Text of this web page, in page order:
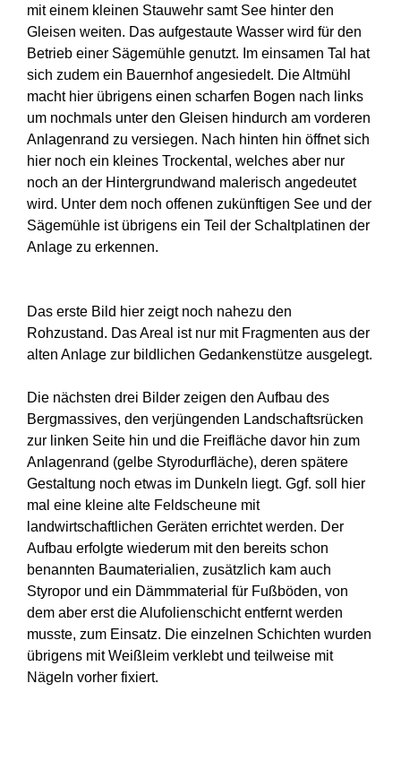
mit einem kleinen Stauwehr samt See hinter den
Gleisen weiten. Das aufgestaute Wasser wird für den
Betrieb einer Sägemühle genutzt. Im einsamen Tal hat
sich zudem ein Bauernhof angesiedelt. Die Altmühl
macht hier übrigens einen scharfen Bogen nach links
um nochmals unter den Gleisen hindurch am vorderen
Anlagenrand zu versiegen. Nach hinten hin öffnet sich
hier noch ein kleines Trockental, welches aber nur
noch an der Hintergrundwand malerisch angedeutet
wird. Unter dem noch offenen zukünftigen See und der
Sägemühle ist übrigens ein Teil der Schaltplatinen der
Anlage zu erkennen.
Das erste Bild hier zeigt noch nahezu den
Rohzustand. Das Areal ist nur mit Fragmenten aus der
alten Anlage zur bildlichen Gedankenstütze ausgelegt.
Die nächsten drei Bilder zeigen den Aufbau des
Bergmassives, den verjüngenden Landschaftsrücken
zur linken Seite hin und die Freifläche davor hin zum
Anlagenrand (gelbe Styrodurfläche), deren spätere
Gestaltung noch etwas im Dunkeln liegt. Ggf. soll hier
mal eine kleine alte Feldscheune mit
landwirtschaftlichen Geräten errichtet werden. Der
Aufbau erfolgte wiederum mit den bereits schon
benannten Baumaterialien, zusätzlich kam auch
Styropor und ein Dämmmaterial für Fußböden, von
dem aber erst die Alufolienschicht entfernt werden
musste, zum Einsatz. Die einzelnen Schichten wurden
übrigens mit Weißleim verklebt und teilweise mit
Nägeln vorher fixiert.